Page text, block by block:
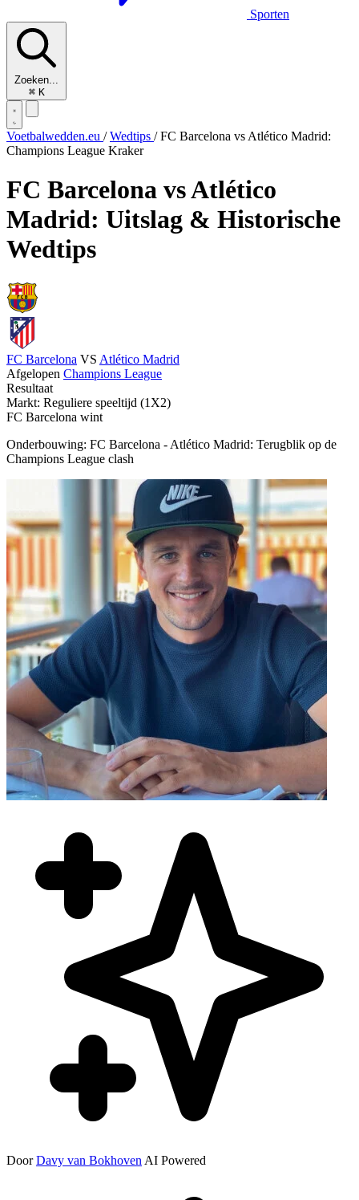
Sporten
Zoeken...
⌘ K
Voetbalwedden.eu / Wedtips / FC Barcelona vs Atlético Madrid:
Champions League Kraker
FC Barcelona vs Atlético
Madrid: Uitslag & Historische
Wedtips
FC Barcelona VS Atlético Madrid
Afgelopen Champions League
Resultaat
Markt: Reguliere speeltijd (1X2)
FC Barcelona wint
Onderbouwing: FC Barcelona - Atlético Madrid: Terugblik op de
Champions League clash
DoorDavy van Bokhoven AI Powered